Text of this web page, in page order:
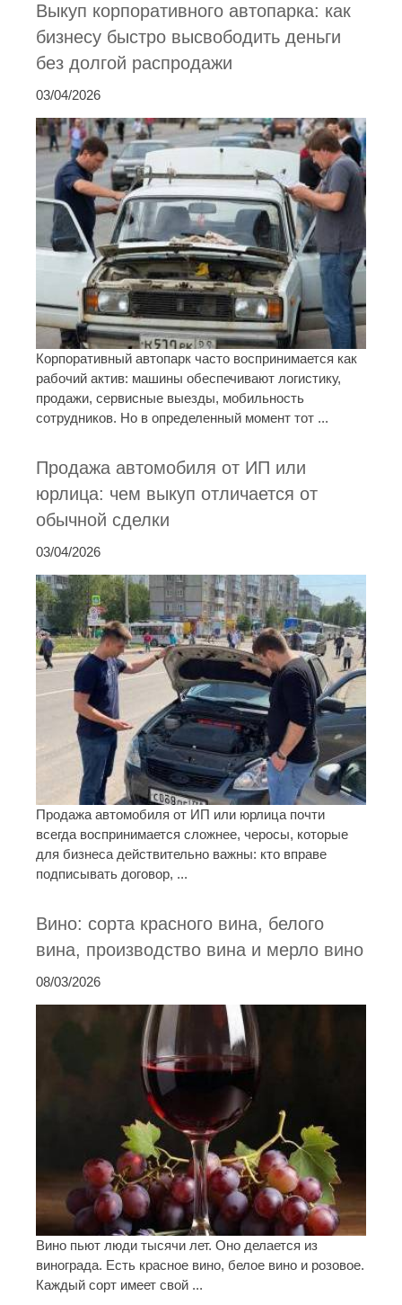
Выкуп корпоративного автопарка: как
бизнесу быстро высвободить деньги
без долгой распродажи
03/04/2026
Корпоративный автопарк часто воспринимается как
рабочий актив: машины обеспечивают логистику,
продажи, сервисные выезды, мобильность
сотрудников. Но в определенный момент тот ...
Продажа автомобиля от ИП или
юрлица: чем выкуп отличается от
обычной сделки
03/04/2026
Продажа автомобиля от ИП или юрлица почти
всегда воспринимается сложнее, черосы, которые
для бизнеса действительно важны: кто вправе
подписывать договор, ...
Вино: сорта красного вина, белого
вина, производство вина и мерло вино
08/03/2026
Вино пьют люди тысячи лет. Оно делается из
винограда. Есть красное вино, белое вино и розовое.
Каждый сорт имеет свой ...